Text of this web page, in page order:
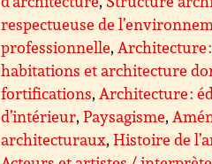
respectueuse de
professionnelle,Architecture
habitations et architecture
fortifications,Architecture :
d’intérieur,Paysagisme,
architecturaux,Histoire de